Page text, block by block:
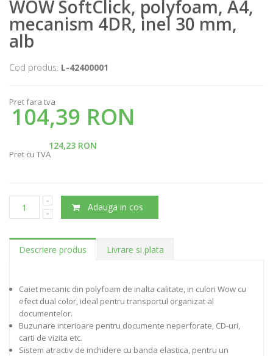
WOW SoftClick, polyfoam, A4,
mecanism 4DR, inel 30 mm,
alb
Cod produs: L-42400001
Pret fara tva
104,39 RON
124,23 RON
Pret cu TVA
Adauga in cos
Descriere produs Livrare si plata
Caiet mecanic din polyfoam de inalta calitate, in culori Wow cu
efect dual color, ideal pentru transportul organizat al
documentelor.
Buzunare interioare pentru documente neperforate, CD-uri,
carti de vizita etc.
Sistem atractiv de inchidere cu banda elastica, pentru un